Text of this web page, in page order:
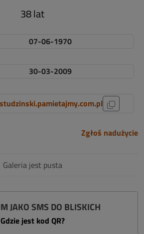
38 lat
07-06-1970
30-03-2009
Zgłoś nadużycie
Galeria jest pusta
JAKO SMS DO BLISKICH
Gdzie jest kod QR?